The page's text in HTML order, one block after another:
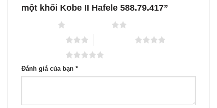
một khối Kobe II Hafele 588.79.417”
Đánh giá của bạn *